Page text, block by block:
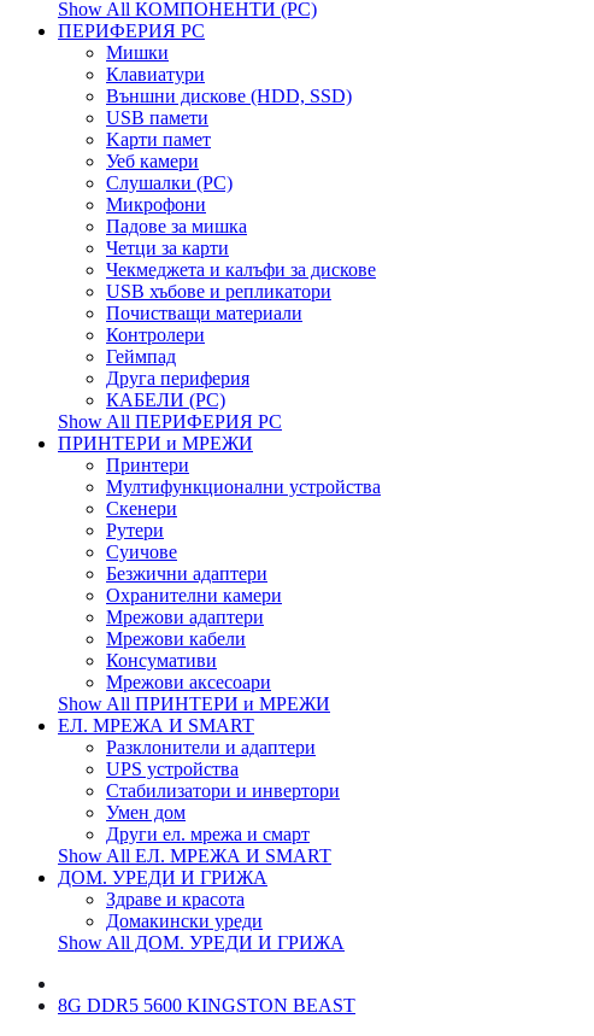
Show All КОМПОНЕНТИ (PC)
ПЕРИФЕРИЯ PC
Мишки
Клавиатури
Външни дискове (HDD, SSD)
USB памети
Kарти памет
Уеб камери
Слушалки (PC)
Микрофони
Падове за мишка
Четци за карти
Чекмеджета и калъфи за дискове
USB хъбове и репликатори
Почистващи материали
Контролери
Геймпад
Друга периферия
КАБЕЛИ (PC)
Show All ПЕРИФЕРИЯ PC
ПРИНТЕРИ и МРЕЖИ
Принтери
Мултифункционални устройства
Скенери
Рутери
Суичове
Безжични адаптери
Охранителни камери
Мрежови адаптери
Мрежови кабели
Консумативи
Мрежови аксесоари
Show All ПРИНТЕРИ и МРЕЖИ
ЕЛ. МРЕЖА И SMART
Разклонители и адаптери
UPS устройства
Стабилизатори и инвертори
Умен дом
Други ел. мрежа и смарт
Show All ЕЛ. МРЕЖА И SMART
ДОМ. УРЕДИ И ГРИЖА
Здраве и красота
Домакински уреди
Show All ДОМ. УРЕДИ И ГРИЖА
8G DDR5 5600 KINGSTON BEAST